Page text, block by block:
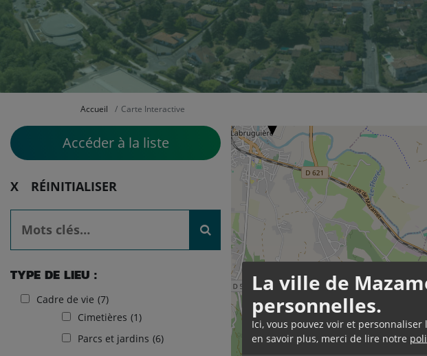
La ville de
personnelles.
Ici, vous pouvez voir et
en savoir plus, merci de lire notre
Accueil Carte Interactive
Accéder à la liste
RÉINITIALISER
TYPE DE LIEU :
Cadre de vie (7)
Cimetières (1)
Parcs et jardins (6)